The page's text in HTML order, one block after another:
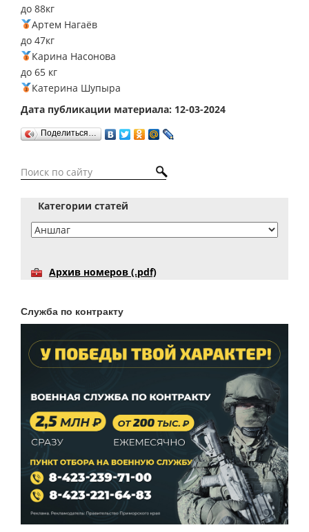
до 88кг
Артем Нагаёв
до 47кг
Карина Насонова
до 65 кг
Катерина Шупыра
Дата публикации материала: 12-03-2024
Поделиться…
Категории статей
Архив номеров (.pdf)
Служба по контракту